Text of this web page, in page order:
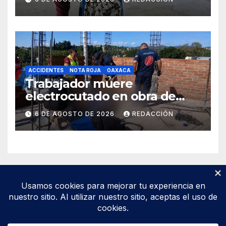
apoyo y prevenir violencias
ACCIDENTES NOTA ROJA OAXACA
Trabajador muere
electrocutado en obra de
Soledad Etla; dos jóvenes
resultan gravemente
lesionados
6 DE AGOSTO DE 2026 REDACCIÓN